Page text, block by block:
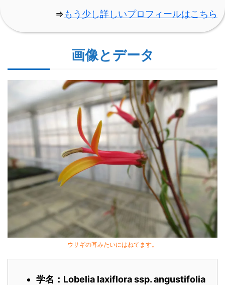
⇒もう少し詳しいプロフィールはこちら
画像とデータ
ウサギの耳みたいにはねてます。
学名：Lobelia laxiflora ssp. angustifolia